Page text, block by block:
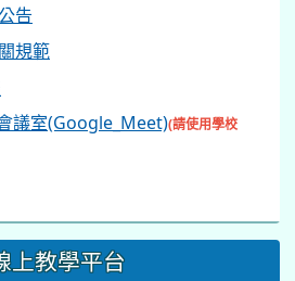
告
規範
議室(Google_Meet)(請使用學校
上教學平台